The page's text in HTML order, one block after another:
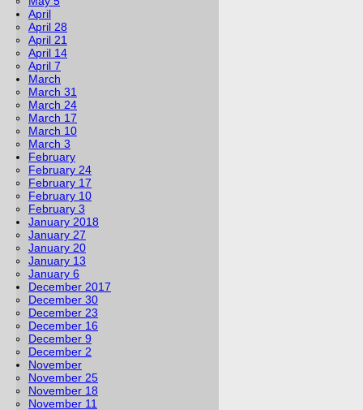
April
April 28
April 21
April 14
April 7
March
March 31
March 24
March 17
March 10
March 3
February
February 24
February 17
February 10
February 3
January 2018
January 27
January 20
January 13
January 6
December 2017
December 30
December 23
December 16
December 9
December 2
November
November 25
November 18
November 11